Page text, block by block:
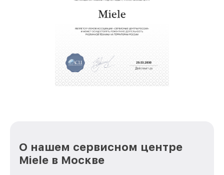
обеспечат доставку устройств в сервис в
За годы своей деятельности мы получали только
репутацию. Мы постоянно совершенствуемся и
стараемся каждый день делать наш сервис еще
О нашем сервисном центре
Miele в Москве